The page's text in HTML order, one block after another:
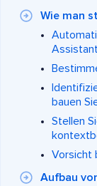
Wie man
bauen
Stellen
Vorsicht
Aufbau